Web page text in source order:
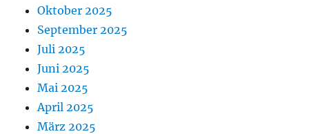
Oktober 2025
September 2025
Juli 2025
Juni 2025
Mai 2025
April 2025
März 2025